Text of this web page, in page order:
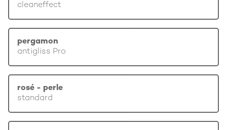
cleaneffect
pergamon
antigliss Pro
rosé - perle
standard